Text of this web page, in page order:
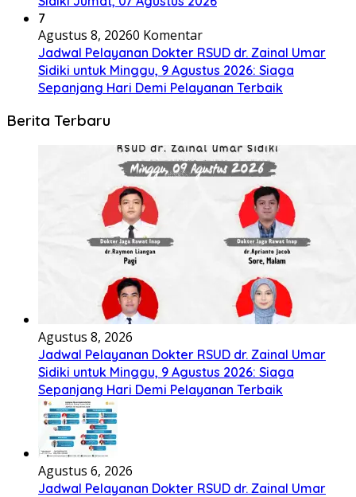
7
Agustus 8, 20260 Komentar
Jadwal Pelayanan Dokter RSUD dr. Zainal Umar
Sidiki untuk Minggu, 9 Agustus 2026: Siaga
Sepanjang Hari Demi Pelayanan Terbaik
Berita Terbaru
Agustus 8, 2026
Jadwal Pelayanan Dokter RSUD dr. Zainal Umar
Sidiki untuk Minggu, 9 Agustus 2026: Siaga
Sepanjang Hari Demi Pelayanan Terbaik
Agustus 6, 2026
Jadwal Pelayanan Dokter RSUD dr. Zainal Umar